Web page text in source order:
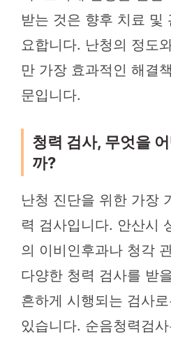
받는 것은 향후 치료 및
요합니다. 난청의 정도
만 가장 효과적인 해결
문입니다.
청력 검사, 무엇을
까?
난청 진단을 위한 가장
력 검사입니다. 안산시
의 이비인후과나 청각
다양한 청력 검사를 받
흔하게 시행되는 검사
있습니다. 순음청력검